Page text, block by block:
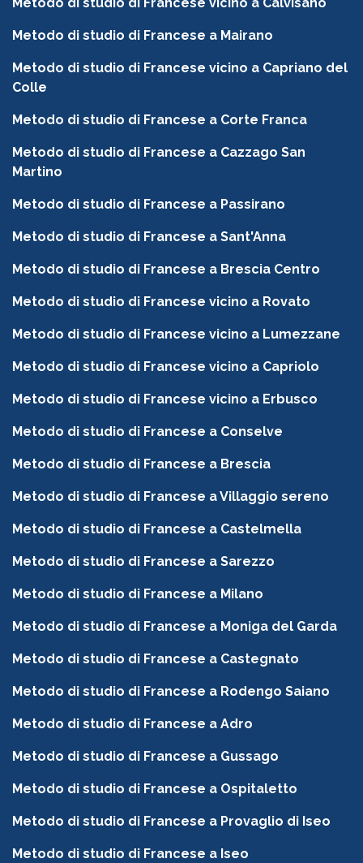
Metodo di studio di Francese a Mairano
Metodo di studio di Francese vicino a Capriano del
Colle
Metodo di studio di Francese a Corte Franca
Metodo di studio di Francese a Cazzago San
Martino
Metodo di studio di Francese a Passirano
Metodo di studio di Francese a Sant'Anna
Metodo di studio di Francese a Brescia Centro
Metodo di studio di Francese vicino a Rovato
Metodo di studio di Francese vicino a Lumezzane
Metodo di studio di Francese vicino a Capriolo
Metodo di studio di Francese vicino a Erbusco
Metodo di studio di Francese a Conselve
Metodo di studio di Francese a Brescia
Metodo di studio di Francese a Villaggio sereno
Metodo di studio di Francese a Castelmella
Metodo di studio di Francese a Sarezzo
Metodo di studio di Francese a Milano
Metodo di studio di Francese a Moniga del Garda
Metodo di studio di Francese a Castegnato
Metodo di studio di Francese a Rodengo Saiano
Metodo di studio di Francese a Adro
Metodo di studio di Francese a Gussago
Metodo di studio di Francese a Ospitaletto
Metodo di studio di Francese a Provaglio di Iseo
Metodo di studio di Francese a Iseo